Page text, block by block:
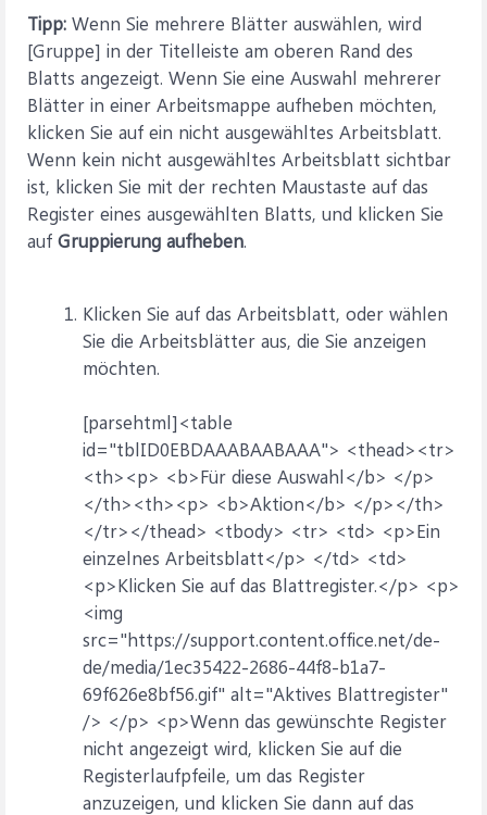
Tipp: Wenn Sie mehrere Blätter auswählen, wird
[Gruppe] in der Titelleiste am oberen Rand des
Blatts angezeigt. Wenn Sie eine Auswahl mehrerer
Blätter in einer Arbeitsmappe aufheben möchten,
klicken Sie auf ein nicht ausgewähltes Arbeitsblatt.
Wenn kein nicht ausgewähltes Arbeitsblatt sichtbar
ist, klicken Sie mit der rechten Maustaste auf das
Register eines ausgewählten Blatts, und klicken Sie
auf Gruppierung aufheben.
Klicken Sie auf das Arbeitsblatt, oder wählen
Sie die Arbeitsblätter aus, die Sie anzeigen
möchten.
[parsehtml]<table
id="tblID0EBDAAABAABAAA"> <thead><tr>
<th><p> <b>Für diese Auswahl</b> </p>
</th><th><p> <b>Aktion</b> </p></th>
</tr></thead> <tbody> <tr> <td> <p>Ein
einzelnes Arbeitsblatt</p> </td> <td>
<p>Klicken Sie auf das Blattregister.</p> <p>
<img
src="https://support.content.office.net/de-
de/media/1ec35422-2686-44f8-b1a7-
69f626e8bf56.gif" alt="Aktives Blattregister"
/> </p> <p>Wenn das gewünschte Register
nicht angezeigt wird, klicken Sie auf die
Registerlaufpfeile, um das Register
anzuzeigen, und klicken Sie dann auf das